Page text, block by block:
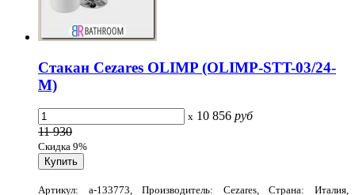
Стакан Cezares OLIMP (OLIMP-STT-03/24-
M)
x 10 856 руб
11 930
Скидка 9%
Артикул: a-133773, Производитель: Cezares, Страна: Италия,